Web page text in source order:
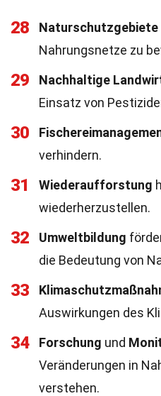
28 Naturschutzgebiete
Nahrungsnetze zu
29 Nachhaltige
Einsatz von
30
verhindern.
31 Wiederaufforstung
wiederherzustellen.
32 Umweltbildung
die Bedeutung von
33
Auswirkungen des
34 Forschung und
Veränderungen in
verstehen.